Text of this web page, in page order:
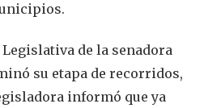
de la senadora
su etapa de recorridos,
informó que ya